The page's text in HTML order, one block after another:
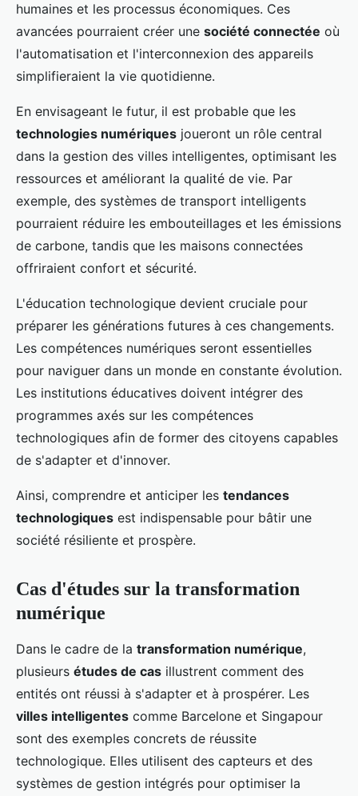
humaines et les processus économiques. Ces
avancées pourraient créer une société connectée où
l'automatisation et l'interconnexion des appareils
simplifieraient la vie quotidienne.
En envisageant le futur, il est probable que les
technologies numériques joueront un rôle central
dans la gestion des villes intelligentes, optimisant les
ressources et améliorant la qualité de vie. Par
exemple, des systèmes de transport intelligents
pourraient réduire les embouteillages et les émissions
de carbone, tandis que les maisons connectées
offriraient confort et sécurité.
L'éducation technologique devient cruciale pour
préparer les générations futures à ces changements.
Les compétences numériques seront essentielles
pour naviguer dans un monde en constante évolution.
Les institutions éducatives doivent intégrer des
programmes axés sur les compétences
technologiques afin de former des citoyens capables
de s'adapter et d'innover.
Ainsi, comprendre et anticiper les tendances
technologiques est indispensable pour bâtir une
société résiliente et prospère.
Cas d'études sur la transformation
numérique
Dans le cadre de la transformation numérique,
plusieurs études de cas illustrent comment des
entités ont réussi à s'adapter et à prospérer. Les
villes intelligentes comme Barcelone et Singapour
sont des exemples concrets de réussite
technologique. Elles utilisent des capteurs et des
systèmes de gestion intégrés pour optimiser la